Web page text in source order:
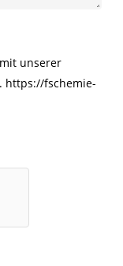
unserer
https://fschemie-